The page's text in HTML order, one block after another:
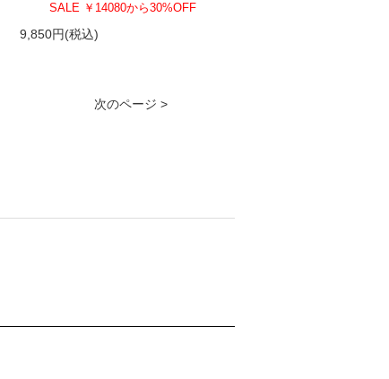
SALE ￥14080から30%OFF
9,850円(税込)
次のページ >